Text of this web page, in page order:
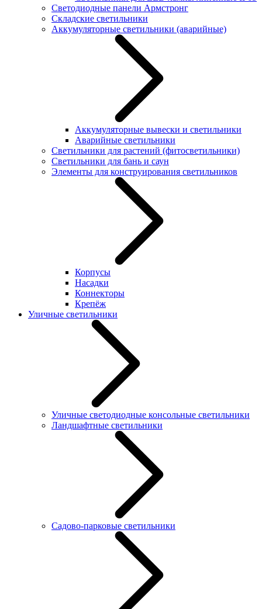
Светодиодные панели Армстронг
Складские светильники
Аккумуляторные светильники (аварийные)
Аккумуляторные вывески и светильники
Аварийные светильники
Светильники для растений (фитосветильники)
Светильники для бань и саун
Элементы для конструирования светильников
Корпусы
Насадки
Коннекторы
Крепёж
Уличные светильники
Уличные светодиодные консольные светильники
Ландшафтные светильники
Садово-парковые светильники